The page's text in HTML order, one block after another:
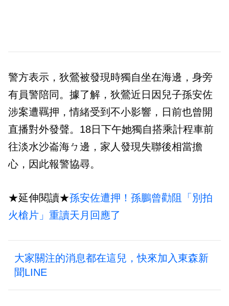
警方表示，狄鶯被發現時獨自坐在海邊，身旁
有員警陪同。據了解，狄鶯近日因兒子孫安佐
涉案遭羈押，情緒受到不小影響，日前也曾開
直播對外發聲。18日下午她獨自搭乘計程車前
往淡水沙崙海ㄅ邊，家人發現失聯後相當擔
心，因此報警協尋。
★延伸閱讀★孫安佐遭押！孫鵬曾勸阻「別拍
火槍片」重讀天月回應了
大家關注的消息都在這兒，快來加入東森新
聞LINE